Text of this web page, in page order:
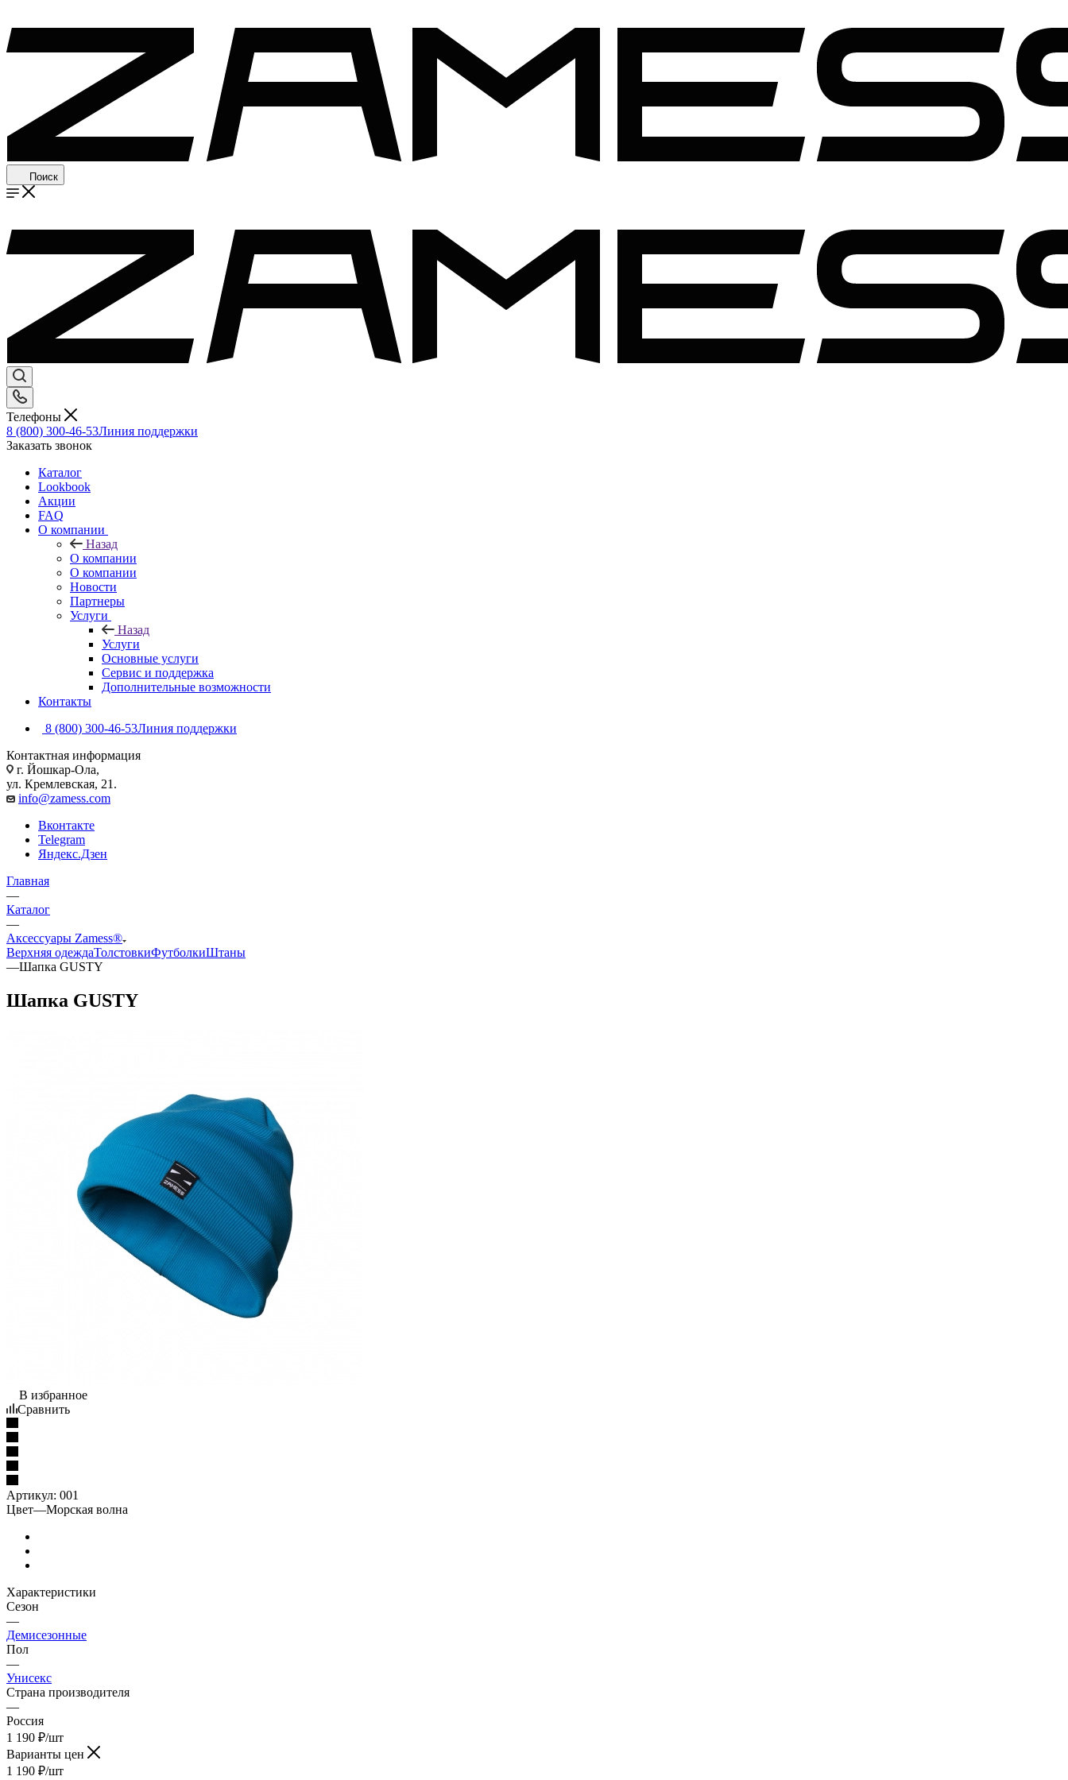
Поиск
Телефоны
8 (800) 300-46-53Линия поддержки
Заказать звонок
Каталог
Lookbook
Акции
FAQ
О компании
Назад
О компании
О компании
Новости
Партнеры
Услуги
Назад
Услуги
Основные услуги
Сервис и поддержка
Дополнительные возможности
Контакты
8 (800) 300-46-53Линия поддержки
Контактная информация
г. Йошкар-Ола,
ул. Кремлевская, 21.
info@zamess.com
Вконтакте
Telegram
Яндекс.Дзен
Главная
—
Каталог
—
Аксессуары Zamess®
Верхняя одеждаТолстовкиФутболкиШтаны
—Шапка GUSTY
Шапка GUSTY
В избранное
Сравнить
Артикул: 001
Цвет—Морская волна
Характеристики
Сезон
—
Демисезонные
Пол
—
Унисекс
Страна производителя
—
Россия
1 190 ₽/шт
Варианты цен
1 190 ₽/шт